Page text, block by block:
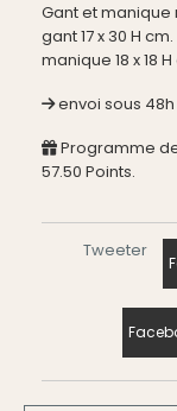
Gant et manique
gant 17 x 30 H cm.
manique 18 x 18
envoi sous 48h
Programme
57.50 Points.
Tweeter